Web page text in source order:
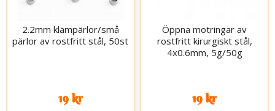
2.2mm klämpärlor/små
pärlor av rostfritt stål, 50st
19 kr
Öppna motringar av
rostfritt kirurgiskt stål,
4x0.6mm, 5g/50g
19 kr